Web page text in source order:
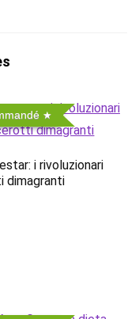
i rivoluzionari
dimagranti